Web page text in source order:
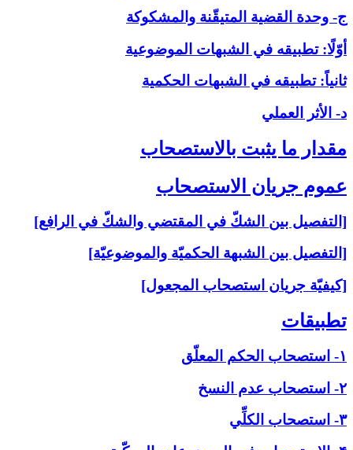
ج- وحدة القضية المتيقّنة والمشكوكة
أوّلًا: تطبيقه في الشبهات الموضوعية
ثانياً: تطبيقه في الشبهات الحكمية
د- الأثر العملي
مقدار ما يثبت بالاستصحاب‏
عموم جريان الاستصحاب‏
[التفصيل بين الشكّ في المقتضي والشكّ في الرافع]
[التفصيل بين الشبهة الحكميّة والموضوعيّة]
[كيفيّة جريان استصحاب المجعول]
تطبيقات‏
۱- استصحاب الحكم المعلّق
۲- استصحاب عدم النسخ
۳- استصحاب الكلِّي